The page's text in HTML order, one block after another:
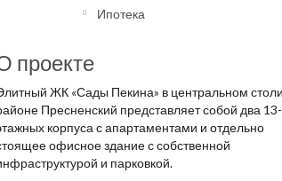
Ипотека
проекте
ЖК «Сады Пекина» в центральном
Пресненский представляет собой два 13-
корпуса с апартаментами и отдельно
офисное здание с собственной
и парковкой.